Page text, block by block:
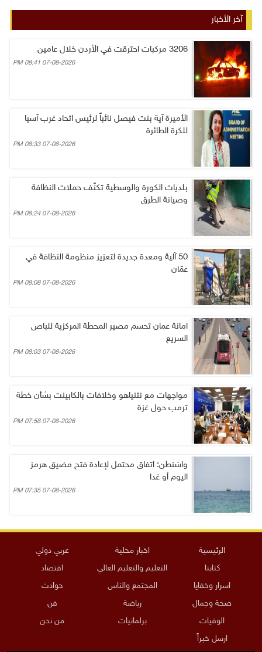
آخر الأخبار
3206 مركبات احترقت في الأردن خلال عامين
07-08-2026 08:41 PM
الأميرة آية بنت فيصل نائباً لرئيس اتحاد غرب آسيا
للكرة الطائرة
07-08-2026 08:33 PM
بلديات الكورة والوسطية تكثّف حملات النظافة
وصيانة الطرق
07-08-2026 08:24 PM
50 آلية ومعدة جديدة لتعزيز منظومة النظافة في
عمّان
07-08-2026 08:08 PM
امانة عمان تحسم مصير المحطة المركزية للباص
السريع
07-08-2026 08:03 PM
مواجهات مع نتنياهو وخلافات بالكابينت بشأن خطة
ترمب حول غزة
07-08-2026 07:58 PM
واشنطن: اتفاق محتمل لإعادة فتح مضيق هرمز
اليوم أو غدا
07-08-2026 07:35 PM
الرئيسية اخبار محلية
عربي دولي
كتابنا
التعليم والتعليم العالي
اقتصاد
اسرار وخفايا
المجتمع والناس
حوادث
صحة وجمال
رياضة
فن
الوفيات
برلمانيات
من نحن
ارسل خبراً